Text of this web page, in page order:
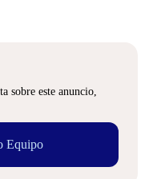
sobre este anuncio,
Equipo